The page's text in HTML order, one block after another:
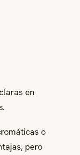
en
o
pero